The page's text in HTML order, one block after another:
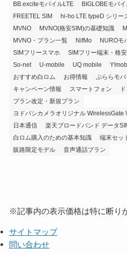
BB.exciteモバイルLTE
BIGLOBEモバ
FREETEL SIM
hi-ho LTE typeD シリー
MVNO
MVNO(格安SIM)の基礎知識
MVNO・プラン一覧
NifMo NUROモ
SIMフリースマホ
SIMフリー端末・格
So-net
U-mobile UQ mobile
おすすめ白ロム
お得情報 ぷららモ
キャンペーン情報
スマートフォン
プラン改定・新規プラン
ヨドバシカメラオリジナル WirelessGate
日本通信
楽天ブロードバンド データ
白ロム購入のための基本知識
端末セッ
販路限定モデル
音声通話プラン
※記事内の表示価格は特に断り
サイトマップ
問い合わせ